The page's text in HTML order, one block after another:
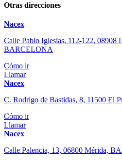
Otras direcciones
Nacex
Calle Pablo Iglesias, 112-122, 08908
BARCELONA
Cómo ir
Llamar
Nacex
C. Rodrigo de Bastidas, 8, 11500 El
Cómo ir
Llamar
Nacex
Calle Palencia, 13, 06800 Mérida,